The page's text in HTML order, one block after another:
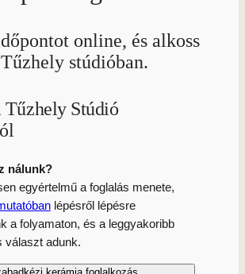
online, és alkoss
stúdióban.
Tűzhely Stúdió
nálunk?
egyértelmű a foglalás menete,
lépésről lépésre
a folyamaton, és a leggyakoribb
választ adunk.